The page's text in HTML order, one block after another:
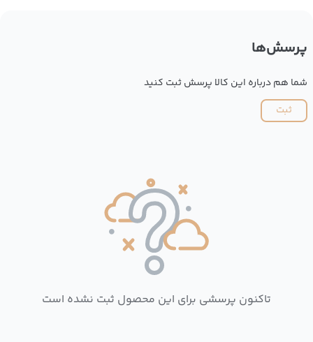
پرسش‌ها
شما هم درباره این کالا پرسش ثبت کنید
ثبت
تاکنون پرسشی برای این محصول ثبت نشده است